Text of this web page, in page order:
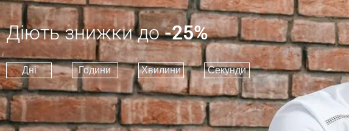
Діють знижки до -25%
Дні Години Хвилини Секунди